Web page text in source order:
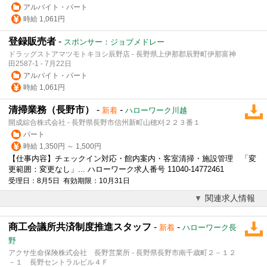
アルバイト・パート
時給 1,061円
登録販売者 - スポンサー：ジョブメドレー
ドラッグストアマツモトキヨシ辰野店 - 長野県上伊那郡辰野町伊那富神
田2587-1 - 7月22日
アルバイト・パート
時給 1,061円
清掃業務（長野市） - 新着 - ハローワーク川越
開成綜合株式会社 - 長野県長野市信州新町山穂刈２２３番１
パート
時給 1,350円 ～ 1,500円
【仕事内容】チェックイン対応・館内案内・客室清掃・施設管理 「変
更範囲：変更なし」... ハローワーク求人番号 11040-14772461
受理日：8月5日 有効期限：10月31日
関連求人情報
商工会議所共済制度推進スタッフ - 新着 - ハローワーク長
野
アクサ生命保険株式会社 長野営業所 - 長野県長野市南千歳町２－１２
－１ 長野セントラルビル４Ｆ